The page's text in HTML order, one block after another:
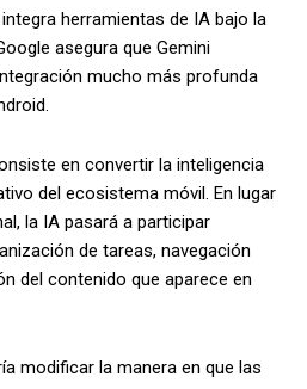
herramientas de IA bajo la
asegura que Gemini
mucho más profunda
en convertir la inteligencia
del ecosistema móvil. En lugar
la IA pasará a participar
de tareas, navegación
del contenido que aparece en
modificar la manera en que las